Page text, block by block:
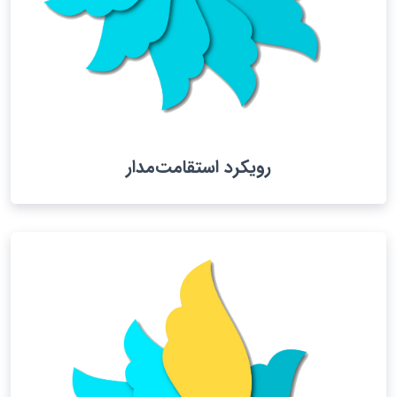
رویکرد استقامت‌مدار